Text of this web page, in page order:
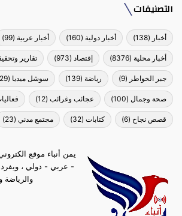
التصنيفات
أخبار (138) أخبار دولية (160) أخبار عربية (99)
أخبار محلية (8376) إقتصاد (973) تقارير
جبر الخواطر (9) رياضة (139) سوشل ميديا (29)
صحة وجمال (100) عجائب وغرائب (12)
قصص نجاح (6) كتابات (32) مجتمع مدني (23)
يمن أنباء موقع
- عربي - دولي ، ويفرد
والرياضة